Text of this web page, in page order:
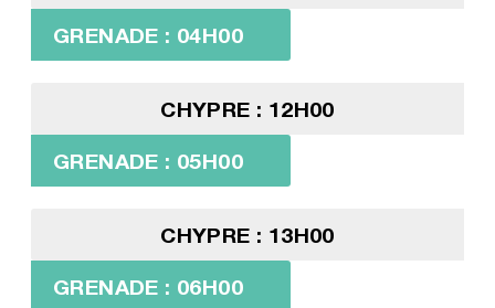
GRENADE : 04H00
CHYPRE : 12H00
GRENADE : 05H00
CHYPRE : 13H00
GRENADE : 06H00